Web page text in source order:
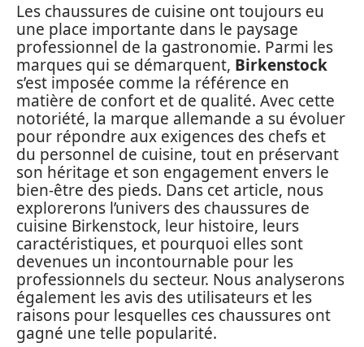
Les chaussures de cuisine ont toujours eu
une place importante dans le paysage
professionnel de la gastronomie. Parmi les
marques qui se démarquent, Birkenstock
s’est imposée comme la référence en
matière de confort et de qualité. Avec cette
notoriété, la marque allemande a su évoluer
pour répondre aux exigences des chefs et
du personnel de cuisine, tout en préservant
son héritage et son engagement envers le
bien-être des pieds. Dans cet article, nous
explorerons l’univers des chaussures de
cuisine Birkenstock, leur histoire, leurs
caractéristiques, et pourquoi elles sont
devenues un incontournable pour les
professionnels du secteur. Nous analyserons
également les avis des utilisateurs et les
raisons pour lesquelles ces chaussures ont
gagné une telle popularité.